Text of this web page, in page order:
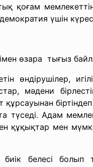
қоғам
үшін
өзара тығыз
өндірушілер,
мәдени
түседі. Адам
құқықтар мен
белесі болып